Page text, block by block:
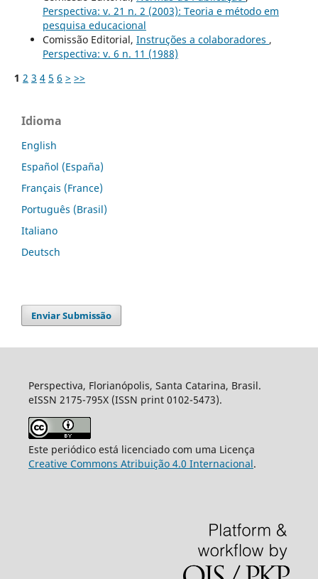
Perspectiva: v. 21 n. 2 (2003): Teoria e método em
pesquisa educacional
Comissão Editorial, Instruções a colaboradores ,
Perspectiva: v. 6 n. 11 (1988)
1 2 3 4 5 6 > >>
Idioma
English
Español (España)
Français (France)
Português (Brasil)
Italiano
Deutsch
Enviar Submissão
Perspectiva, Florianópolis, Santa Catarina, Brasil.
eISSN 2175-795X (ISSN print 0102-5473).
Este periódico está licenciado com uma Licença
Creative Commons Atribuição 4.0 Internacional.